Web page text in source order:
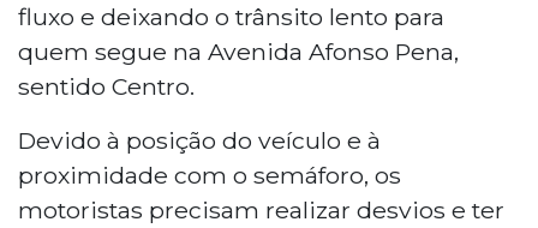
fluxo e deixando o trânsito lento para
quem segue na Avenida Afonso Pena,
sentido Centro.
Devido à posição do veículo e à
proximidade com o semáforo, os
motoristas precisam realizar desvios e ter